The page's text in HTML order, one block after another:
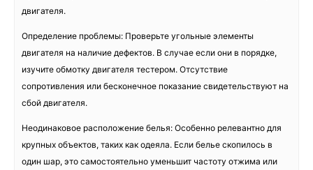
двигателя.
Определение проблемы: Проверьте угольные элементы
двигателя на наличие дефектов. В случае если они в порядке,
изучите обмотку двигателя тестером. Отсутствие
сопротивления или бесконечное показание свидетельствуют на
сбой двигателя.
Неодинаковое расположение белья: Особенно релевантно для
крупных объектов, таких как одеяла. Если белье скопилось в
один шар, это самостоятельно уменьшит частоту отжима или